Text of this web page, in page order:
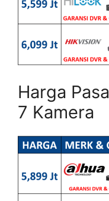
Harga
7 Kamera